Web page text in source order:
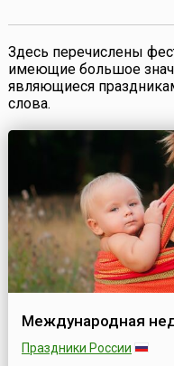
Здесь перечислены
имеющие большое
являющиеся
слова.
Международная
Праздники России